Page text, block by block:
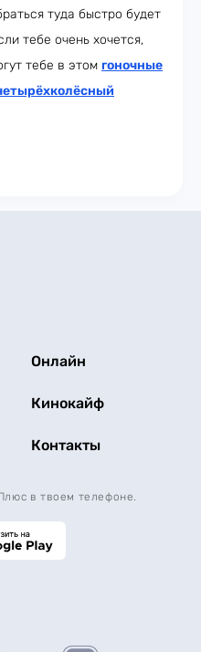
туда быстро будет
тебе очень хочется,
тебе в этом гоночные
Онлайн
Кинокайф
Контакты
в твоем телефоне.